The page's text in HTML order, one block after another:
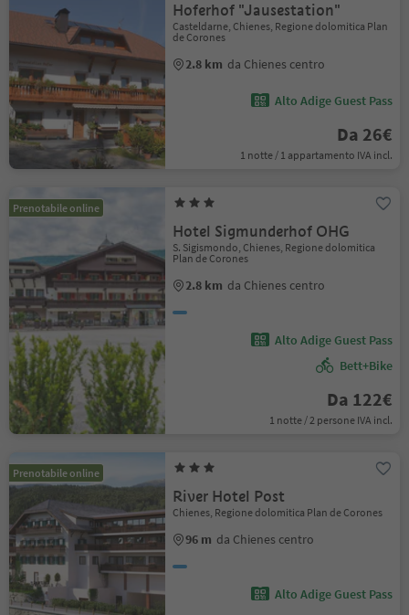
Hoferhof "Jausestation"
Casteldarne, Chienes, Regione dolomitica Plan
de Corones
2.8 km da Chienes centro
Alto Adige Guest Pass
Da 26€
1 notte / 1 appartamento IVA incl.
Prenotabile online
Hotel Sigmunderhof OHG
S. Sigismondo, Chienes, Regione dolomitica
Plan de Corones
2.8 km da Chienes centro
Alto Adige Guest Pass
Bett+Bike
Da 122€
1 notte / 2 persone IVA incl.
Prenotabile online
River Hotel Post
Chienes, Regione dolomitica Plan de Corones
96 m da Chienes centro
Alto Adige Guest Pass